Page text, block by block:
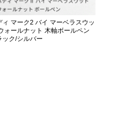
ィ マーク2 バイ マーベラスウッ
ォールナット 木軸ボールペン
ック/シルバー